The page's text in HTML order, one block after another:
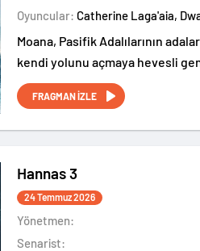
Oyuncular:
Moana, Pasifik Adalılarının
kendi yolunu açmaya hevesli
FRAGMAN İZLE
Hannas 3
24 Temmuz 2026
Yönetmen:
Senarist: